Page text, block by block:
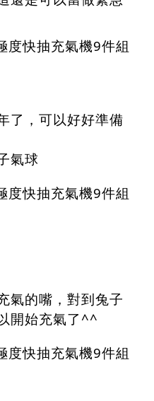
了，可以好好準備
氣球
氣的嘴，對到兔子
開始充氣了^^